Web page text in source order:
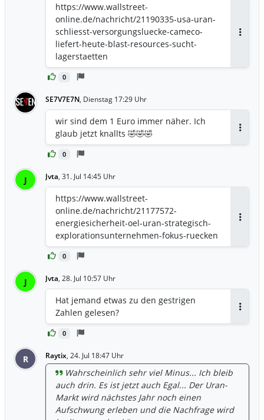
0
https://www.wallstreet-
online.de/nachricht/21190335-usa-uran-
schliesst-versorgungsluecke-cameco-
liefert-heute-blast-resources-sucht-
lagerstaetten
SE7V7E7N, Dienstag 17:29 Uhr
0
wir sind dem 1 Euro immer näher. Ich
glaub jetzt knallts 🤣🤣🤣
J Jvta, 31. Jul 14:45 Uhr
0
https://www.wallstreet-
online.de/nachricht/21177572-
energiesicherheit-oel-uran-strategisch-
explorationsunternehmen-fokus-ruecken
J Jvta, 28. Jul 10:57 Uhr
0
Hat jemand etwas zu den gestrigen
Zahlen gelesen?
R Raytix, 24. Jul 18:47 Uhr
Wahrscheinlich sehr viel Minus... Ich bleib
auch drin. Es ist jetzt auch Egal... Der Uran-
Markt wird nächstes Jahr noch einen
Aufschwung erleben und die Nachfrage wird